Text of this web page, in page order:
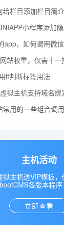
栏目添加栏目简
小程序添加​
app，如何调用微信
站权重，仅需十一
if判断标签用法
拟主机支持域名绑
用的一些组合调
主机活动
拟主机送VIP模板，
各版本程
立即查看